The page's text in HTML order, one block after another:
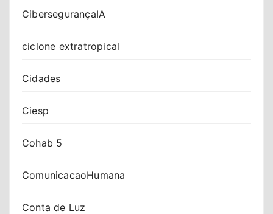
CibersegurançaIA
ciclone extratropical
Cidades
Ciesp
Cohab 5
ComunicacaoHumana
Conta de Luz